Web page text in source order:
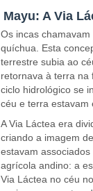
Mayu: A Via
Os incas
quíchua. Esta
terrestre subia ao
retornava à terra na
ciclo hidrológico se
céu e terra estavam
A Via Láctea era
criando a imagem
estavam
agrícola andino: a
Via Láctea no céu